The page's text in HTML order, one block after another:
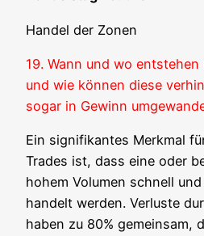
Han­del der Zonen
19. Wann und wo
und wie kön­nen die­se
sogar in Gewinn
Ein signi­fi­kan­tes Merk­mal
Trades ist, dass eine oder
hohem Volu­men schnell
han­delt wer­den. Ver­lus­te
haben zu 80% gemein­sam,